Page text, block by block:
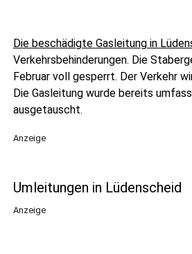
Die beschädigte Gasleitung in
Verkehrsbehinderungen. Die
Februar voll gesperrt. Der Verkehr
Die Gasleitung wurde bereits
ausgetauscht.
Anzeige
Umleitungen in Lüdenscheid
Anzeige